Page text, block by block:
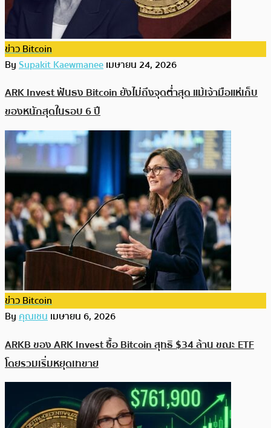
ข่าว Bitcoin
BySupakit Kaewmaneeเมษายน 24, 2026
ARK Invest ฟันธง Bitcoin ยังไม่ถึงจุดต่ำสุด แม้เจ้ามือแห่เก็บ
ของหนักสุดในรอบ 6 ปี
ข่าว Bitcoin
Byคุณเชนเมษายน 6, 2026
ARKB ของ ARK Invest ซื้อ Bitcoin สุทธิ $34 ล้าน ขณะ ETF
โดยรวมเริ่มหยุดเทขาย